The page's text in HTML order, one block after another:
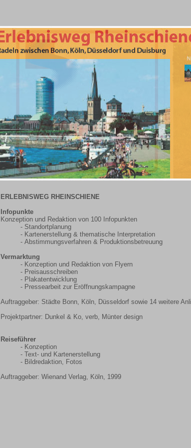
ERLEBNISWEG RHEINSCHIENE
Infopunkte
Konzeption und Redaktion von 100 Infopunkten
- Standortplanung
- Kartenerstellung & thematische Interpretation
- Abstimmungsverfahren & Produktionsbetreuung
Vermarktung
- Konzeption und Redaktion von Flyern
- Preisausschreiben
- Plakatentwicklung
- Pressearbeit zur Eröffnungskampagne
Auftraggeber: Städte Bonn, Köln, Düsseldorf sowie 14 weitere
Projektpartner: Dunkel & Ko, verb, Münter design
Reiseführer
- Konzeption
- Text- und Kartenerstellung
- Bildredaktion, Fotos
Auftraggeber: Wienand Verlag, Köln, 1999